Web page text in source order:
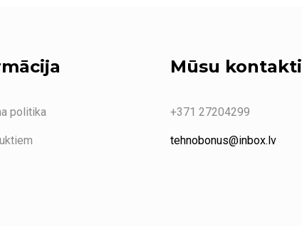
politika
Mūsu kontakti
+371 27204299
tehnobonus@inbox.lv